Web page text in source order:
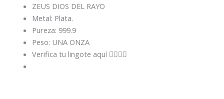
ZEUS DIOS DEL RAYO
Metal: Plata.
Pureza: 999.9
Peso: UNA ONZA
Verifica tu lingote aquí 👇🏻🇵🇪